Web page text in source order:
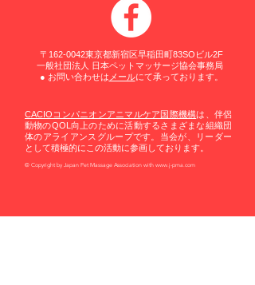
〒162-0042東京都新宿区早稲田町83SOビル2F
一般社団法人 日本ペットマッサージ協会事務局
​● お問い合わせは メールにて承っております。
CACIOコンパニオンアニマルケア国際機構は、伴侶
動物のQOL向上のために活動するさまざまな組織団
体のアライアンスグループです。当会が、リーダー
として積極的にこの活動に参画しております。
© Copyright by Japan Pet Massage Association with www.j-pma.com